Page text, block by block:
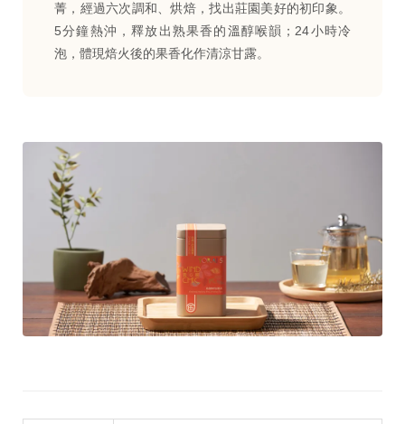
菁，經過六次調和、烘焙，找出莊園美好的初印象。
5分鐘熱沖，釋放出熟果香的溫醇喉韻；24小時冷
泡，體現焙火後的果香化作清涼甘露。